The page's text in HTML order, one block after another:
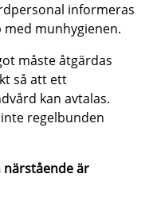
informeras
munhygienen.
måste åtgärdas
så att ett
kan avtalas.
regelbunden
närstående är